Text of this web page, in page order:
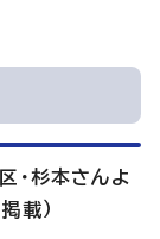
・杉本さんよ
載）